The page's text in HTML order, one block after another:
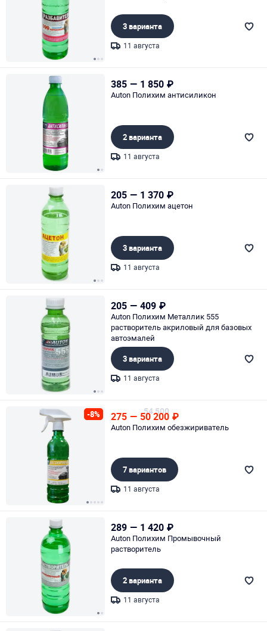
3 варианта
11 августа
385 — 1 850 ₽
Auton Полихим антисиликон
2 варианта
11 августа
205 — 1 370 ₽
Auton Полихим ацетон
3 варианта
11 августа
205 — 409 ₽
Auton Полихим Металлик 555
растворитель акриловый для базовых
автоэмалей
3 варианта
11 августа
-8% 275 — 54 500
50 200 ₽
Auton Полихим обезжириватель
7 вариантов
11 августа
289 — 1 420 ₽
Auton Полихим Промывочный
растворитель
2 варианта
11 августа